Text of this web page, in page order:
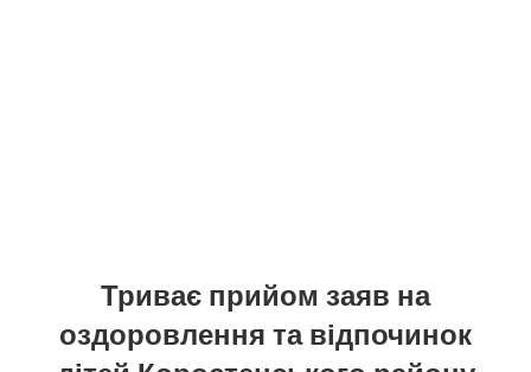
Триває прийом заяв на
оздоровлення та відпочинок